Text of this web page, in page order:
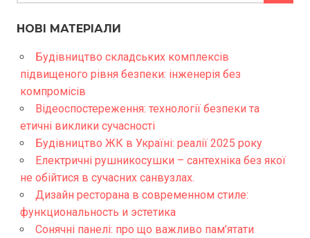
НОВІ МАТЕРІАЛИ
Будівництво складських комплексів
підвищеного рівня безпеки: інженерія без
компромісів
Відеоспостереження: технології безпеки та
етичні виклики сучасності
Будівництво ЖК в Україні: реалії 2025 року
Електричні рушникосушки – сантехніка без якої
не обійтися в сучасних санвузлах.
Дизайн ресторана в современном стиле:
функциональность и эстетика
Сонячні панелі: про що важливо пам’ятати